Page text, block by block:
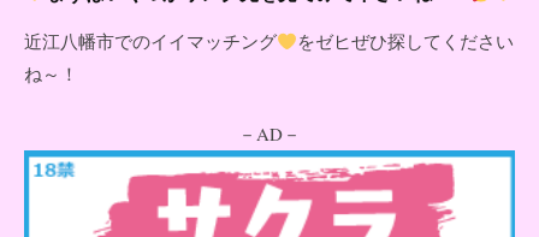
近江八幡市でのイイマッチング
をゼヒぜひ探してください
ね～！
－AD－